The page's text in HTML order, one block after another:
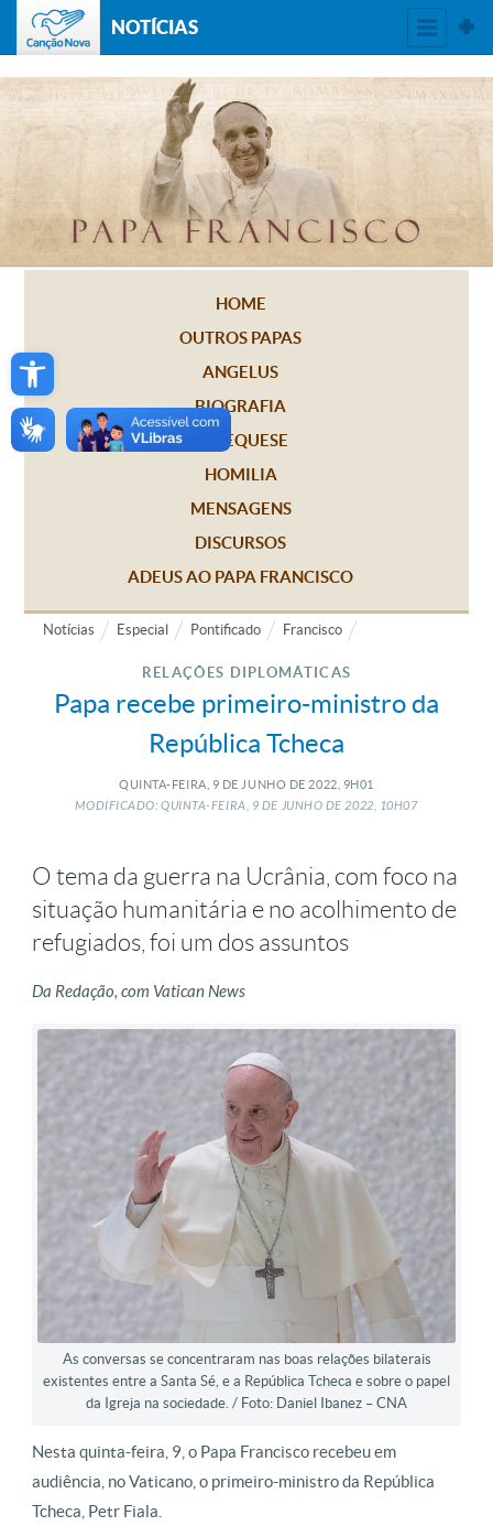
Open toolbar
NOTÍCIAS
HOME
OUTROS PAPAS
ANGELUS
BIOGRAFIA
CATEQUESE
HOMILIA
MENSAGENS
DISCURSOS
ADEUS AO PAPA FRANCISCO
Notícias Especial Pontificado Francisco
RELAÇÕES DIPLOMÁTICAS
Papa recebe primeiro-ministro da
República Tcheca
QUINTA-FEIRA, 9 DE JUNHO DE 2022, 9H01
MODIFICADO: QUINTA-FEIRA, 9DE JUNHO DE2022, 10H07
O tema da guerra na Ucrânia, com foco na
situação humanitária e no acolhimento de
refugiados, foi um dos assuntos
Da Redação, com Vatican News
As conversas se concentraram nas boas relações bilaterais
existentes entre a Santa Sé, e a República Tcheca e sobre o papel
da Igreja na sociedade. / Foto: Daniel Ibanez – CNA
Nesta quinta-feira, 9, o Papa Francisco recebeu em
audiência, no Vaticano, o primeiro-ministro da República
Tcheca, Petr Fiala.